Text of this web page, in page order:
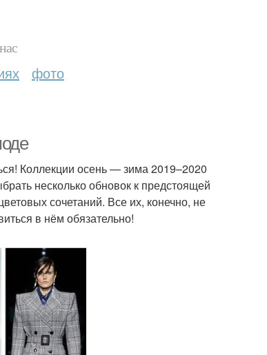
фото
Коллекции осень — зима 2019–2020
несколько обновок к предстоящей
сочетаний. Все их, конечно, не
в нём обязательно!